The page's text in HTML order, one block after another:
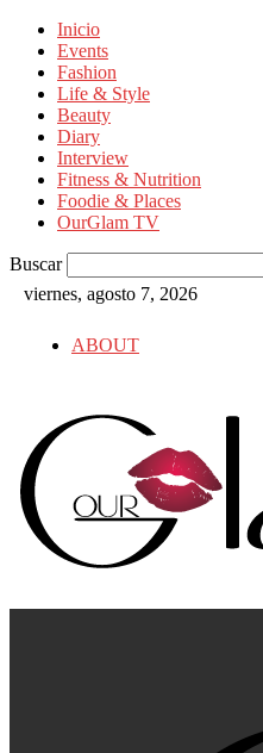
Inicio
Events
Fashion
Life & Style
Beauty
Diary
Interview
Fitness & Nutrition
Foodie & Places
OurGlam TV
Buscar
viernes, agosto 7, 2026
ABOUT